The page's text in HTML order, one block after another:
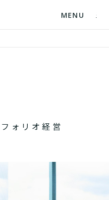
MENU
フ ォ リ オ 経 営